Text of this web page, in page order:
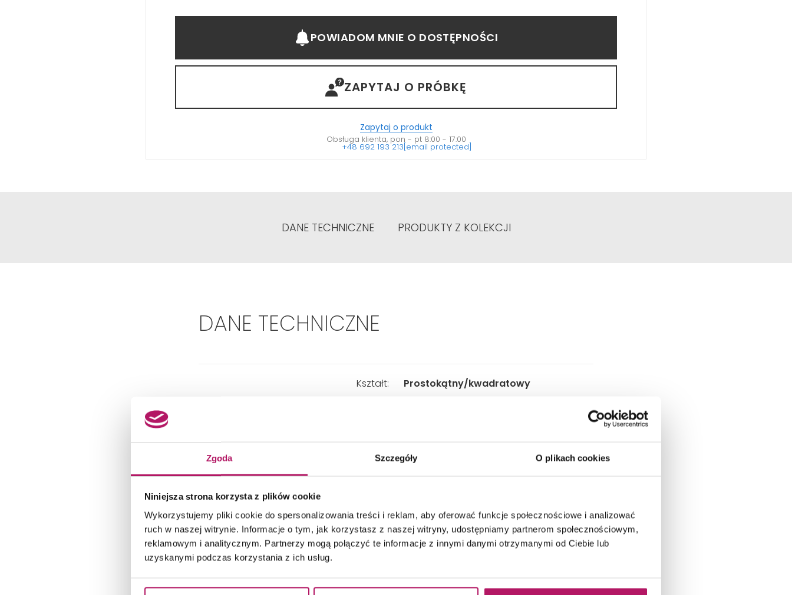
Zgoda Szczegóły O plikach cookies
Niniejsza strona korzysta z plików cookie
Wykorzystujemy pliki cookie do spersonalizowania treści i reklam, aby oferować funkcje społecznościowe i analizować
ruch w naszej witrynie. Informacje o tym, jak korzystasz z naszej witryny, udostępniamy partnerom społecznościowym,
reklamowym i analitycznym. Partnerzy mogą połączyć te informacje z innymi danymi otrzymanymi od Ciebie lub
uzyskanymi podczas korzystania z ich usług.
POWIADOM MNIE O DOSTĘPNOŚCI
ZAPYTAJ O PRÓBKĘ
Zapytaj o produkt
Obsługa klienta, pon - pt 8:00 - 17:00
+48 692 193 213[email protected]
DANE TECHNICZNE PRODUKTY Z KOLEKCJI
DANE TECHNICZNE
Kształt: Prostokątny/kwadratowy
W komplecie: Ramię
Szerokość: 310 mm
Długość ramienia: 430 mm